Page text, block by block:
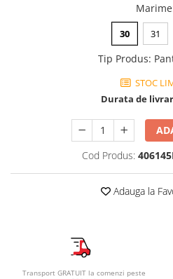
Marime
30 31
Tip Produs:
STOC
Durata de
Cod Produs:
Adauga la
Transport GRATUIT la comenzi peste